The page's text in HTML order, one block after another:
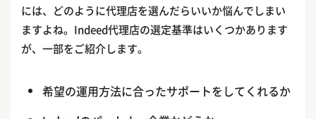
には、どのように代理店を選んだらいいか悩んでしまい
ますよね。Indeed代理店の選定基準はいくつかあります
が、一部をご紹介します。
希望の運用方法に合ったサポートをしてくれるか